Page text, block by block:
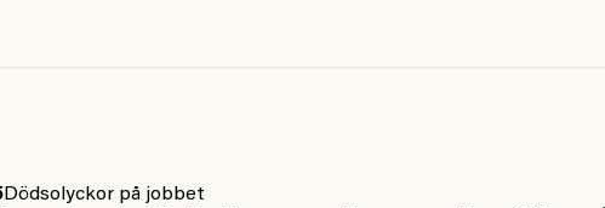
Dödsolyckor på jobbet